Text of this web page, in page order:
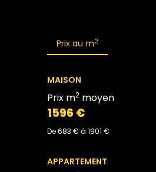
Prix au m2
MAISON
Prix m2 moyen
1596 €
De 683 € à 1901 €
APPARTEMENT